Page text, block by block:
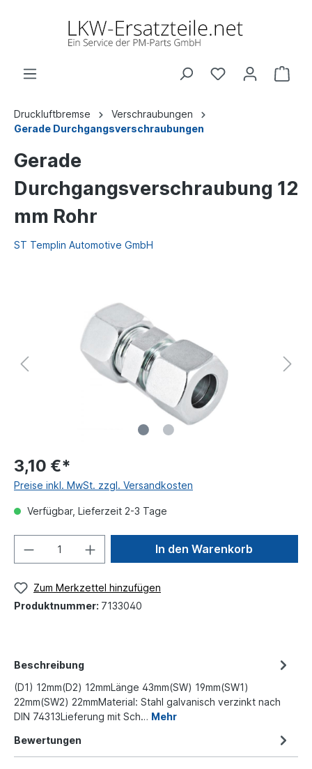
Druckluftbremse
Verschraubungen
Gerade Durchgangsverschraubungen
Gerade
Durchgangsverschraubung 12
mm Rohr
ST Templin Automotive GmbH
3,10 €*
Preise inkl. MwSt. zzgl. Versandkosten
Verfügbar, Lieferzeit 2-3 Tage
In den Warenkorb
Zum Merkzettel hinzufügen
Produktnummer: 7133040
Beschreibung
(D1) 12mm(D2) 12mmLänge 43mm(SW) 19mm(SW1)
22mm(SW2) 22mmMaterial: Stahl galvanisch verzinkt nach
DIN 74313Lieferung mit Sch… Mehr
Bewertungen